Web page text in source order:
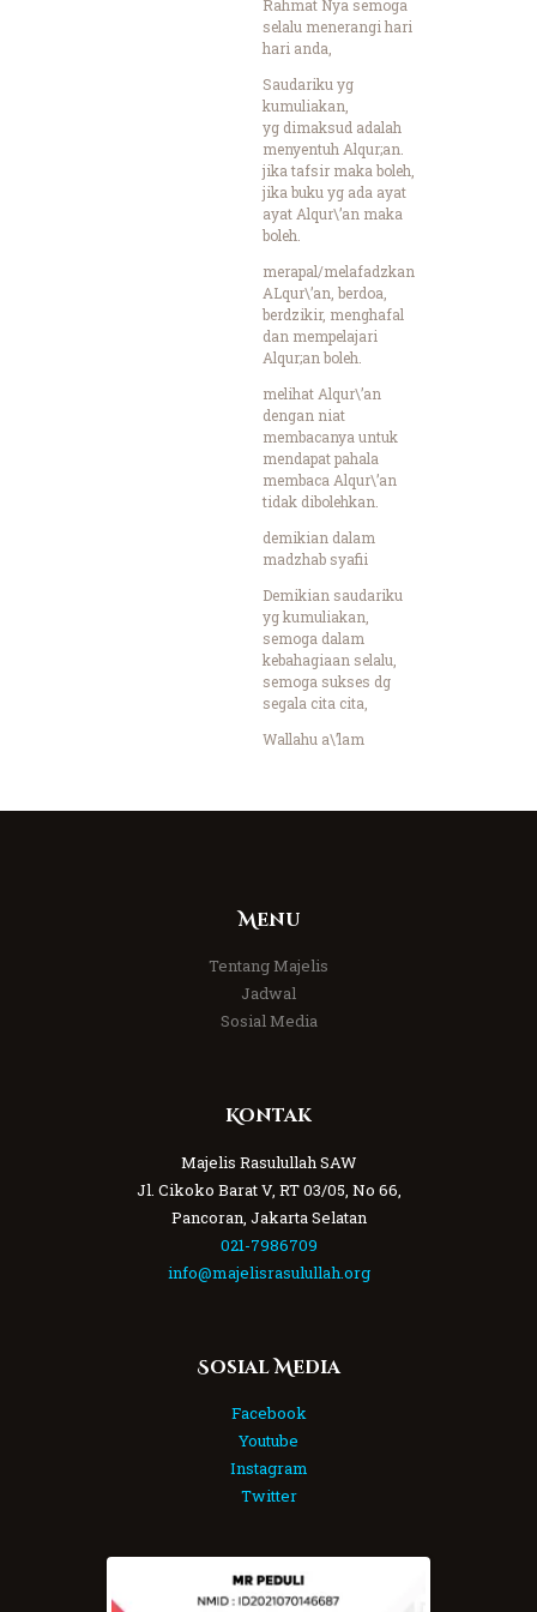
Rahmat Nya semoga
selalu menerangi hari
hari anda,
Saudariku yg
kumuliakan,
yg dimaksud adalah
menyentuh Alqur;an.
jika tafsir maka boleh,
jika buku yg ada ayat
ayat Alqur\’an maka
boleh.
merapal/melafadzkan
ALqur\’an, berdoa,
berdzikir, menghafal
dan mempelajari
Alqur;an boleh.
melihat Alqur\’an
dengan niat
membacanya untuk
mendapat pahala
membaca Alqur\’an
tidak dibolehkan.
demikian dalam
madzhab syafii
Demikian saudariku
yg kumuliakan,
semoga dalam
kebahagiaan selalu,
semoga sukses dg
segala cita cita,
Wallahu a\’lam
Menu
Tentang Majelis
Jadwal
Sosial Media
Kontak
Majelis Rasulullah SAW
Jl. Cikoko Barat V, RT 03/05, No 66,
Pancoran, Jakarta Selatan
021-7986709
info@majelisrasulullah.org
Sosial Media
Facebook
Youtube
Instagram
Twitter